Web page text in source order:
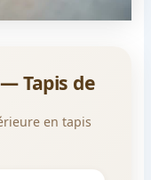
Tapis de
en tapis